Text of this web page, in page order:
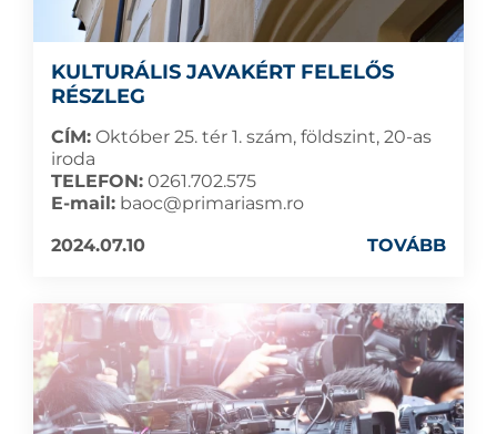
KULTURÁLIS JAVAKÉRT FELELŐS
RÉSZLEG
CÍM: Október 25. tér 1. szám, földszint, 20-as
iroda
TELEFON: 0261.702.575
E-mail: baoc@primariasm.ro
2024.07.10
TOVÁBB